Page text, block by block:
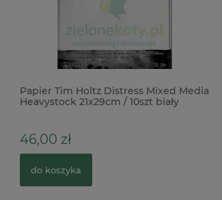
Papier Tim Holtz Distress Mixed Media
Heavystock 21x29cm / 10szt biały
46,00 zł
do koszyka